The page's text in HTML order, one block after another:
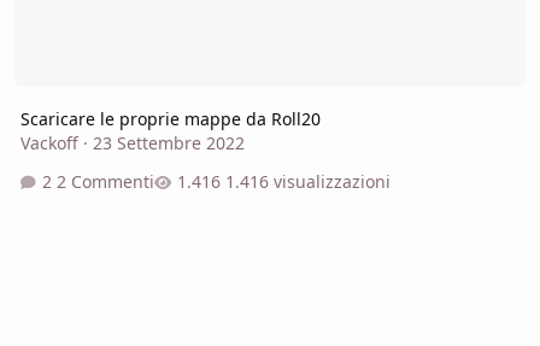
Scaricare le proprie mappe da Roll20
Vackoff· 23 Settembre 2022
2 Commenti
1.416 visualizzazioni